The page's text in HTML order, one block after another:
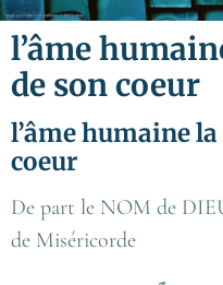
l’âme
de son coeur
l’âme humaine
coeur
De part le NOM de
de Miséricorde